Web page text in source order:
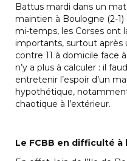
Battus mardi dans un
maintien à Boulogne (2-1)
mi-temps, les Corses ont
importants, surtout après
contre 11 à domicile face
n’y a plus à calculer : il
entretenir l’espoir d’un
hypothétique,
chaotique à l’extérieur.
Le FCBB en difficulté à